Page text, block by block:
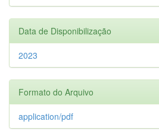
Data de Disponibilização
2023
Formato do Arquivo
application/pdf